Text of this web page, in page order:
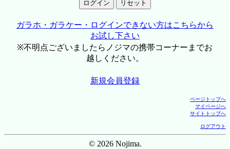
ガラホ・ガラケー・ログインできない方はこちらから
お試し下さい
※不明点ございましたらノジマの携帯コーナーまでお
越しください。
新規会員登録
ページトップへ
マイページへ
サイトトップへ
ログアウト
© 2026 Nojima.